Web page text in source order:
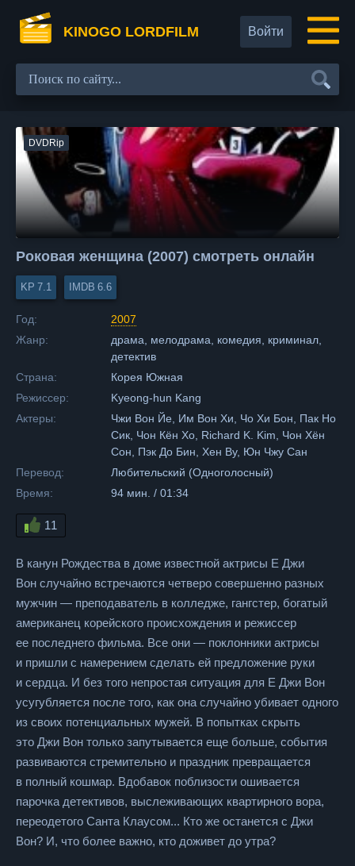
KINOGO LORDFILM Войти
DVDRip
Роковая женщина (2007) смотреть онлайн
7.1 6.6
Год:
2007
Жанр:
драма, мелодрама, комедия, криминал,
детектив
Страна:
Корея Южная
Режиссер:
Kyeong-hun Kang
Актеры:
Чжи Вон Йе, Им Вон Хи, Чо Хи Бон, Пак Но
Сик, Чон Кён Хо, Richard K. Kim, Чон Хён
Сон, Пэк До Бин, Хен Ву, Юн Чжу Сан
Перевод:
Любительский (Одноголосный)
Время:
94 мин. / 01:34
11
В канун Рождества в доме известной актрисы Е Джи
Вон случайно встречаются четверо совершенно разных
мужчин — преподаватель в колледже, гангстер, богатый
американец корейского происхождения и режиссер
ее последнего фильма. Все они — поклонники актрисы
и пришли с намерением сделать ей предложение руки
и сердца. И без того непростая ситуация для Е Джи Вон
усугубляется после того, как она случайно убивает одного
из своих потенциальных мужей. В попытках скрыть
это Джи Вон только запутывается еще больше, события
развиваются стремительно и праздник превращается
в полный кошмар. Вдобавок поблизости ошивается
парочка детективов, выслеживающих квартирного вора,
переодетого Санта Клаусом... Кто же останется с Джи
Вон? И, что более важно, кто доживет до утра?